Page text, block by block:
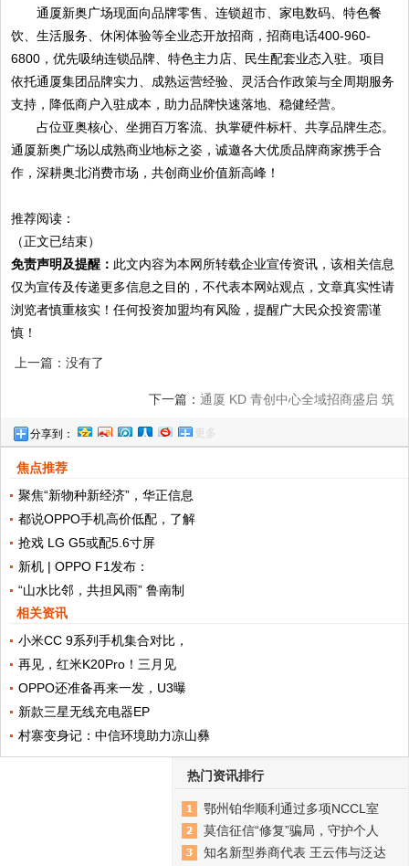
通厦新奥广场现面向品牌零售、连锁超市、家电数码、特色餐
饮、生活服务、休闲体验等全业态开放招商，招商电话400-960-
6800，优先吸纳连锁品牌、特色主力店、民生配套业态入驻。项目
依托通厦集团品牌实力、成熟运营经验、灵活合作政策与全周期服务
支持，降低商户入驻成本，助力品牌快速落地、稳健经营。
占位亚奥核心、坐拥百万客流、执掌硬件标杆、共享品牌生态。
通厦新奥广场以成熟商业地标之姿，诚邀各大优质品牌商家携手合
作，深耕奥北消费市场，共创商业价值新高峰！
推荐阅读：
（正文已结束）
免责声明及提醒： 此文内容为本网所转载企业宣传资讯，该相关信息
仅为宣传及传递更多信息之目的，不代表本网站观点，文章真实性请
浏览者慎重核实！任何投资加盟均有风险，提醒广大民众投资需谨
慎！
上一篇：没有了
下一篇： 通厦 KD 青创中心全域招商盛启 筑
就北京东部文创科创青年创业新高地
分享到： 更多
焦点推荐
聚焦“新物种新经济”，华正信息
都说OPPO手机高价低配，了解
抢戏 LG G5或配5.6寸屏
新机 | OPPO F1发布：
“山水比邻，共担风雨” 鲁南制
相关资讯
小米CC 9系列手机集合对比，
再见，红米K20Pro！三月见
OPPO还准备再来一发，U3曝
新款三星无线充电器EP
村寨变身记：中信环境助力凉山彝
热门资讯排行
鄂州铂华顺利通过多项NCCL室
莫信征信“修复”骗局，守护个人
知名新型券商代表 王云伟与泛达